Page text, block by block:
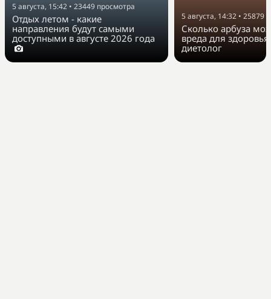
5 августа, 15:42 • 23449 просмотра
Отдых летом - какие
направления будут самыми
доступными в августе 2026 года
5 августа, 14:32 • 25879
Сколько арбуза
вреда для
диетолог